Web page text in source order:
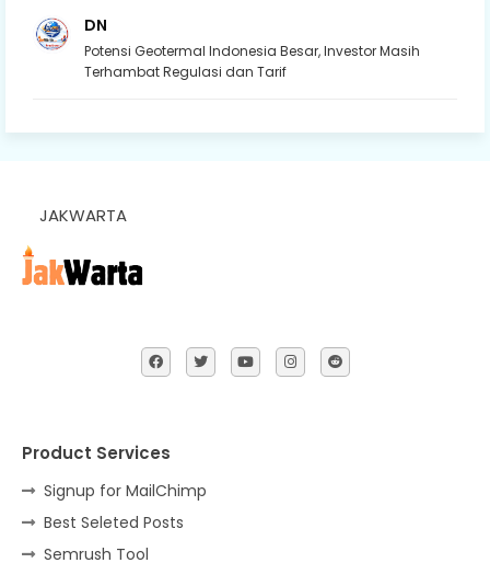
DN
Potensi Geotermal Indonesia Besar, Investor Masih
Terhambat Regulasi dan Tarif
JAKWARTA
Product Services
Signup for MailChimp
Best Seleted Posts
Semrush Tool